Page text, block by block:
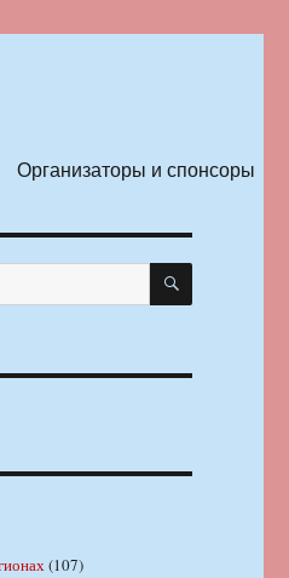
Организаторы и спонсоры
ПОИСК
(107)